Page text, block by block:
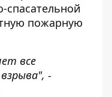
спасательной
пожарную
все
-